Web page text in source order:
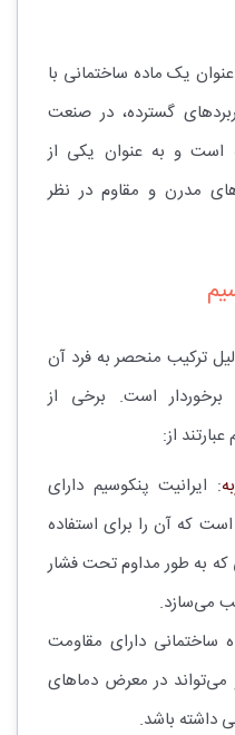
یک ماده ساختمانی با
گسترده، در صنعت
است و به عنوان یکی از
مدرن و مقاوم در نظر
ترکیب منحصر به فرد آن
است. برخی از
از:
: ایرانیت پنکوسیم دارای
است که آن را برای استفاده
که به طور مداوم تحت فشار
می‌سازد.
ساختمانی دارای مقاومت
می‌تواند در معرض دماهای
داشته باشد.